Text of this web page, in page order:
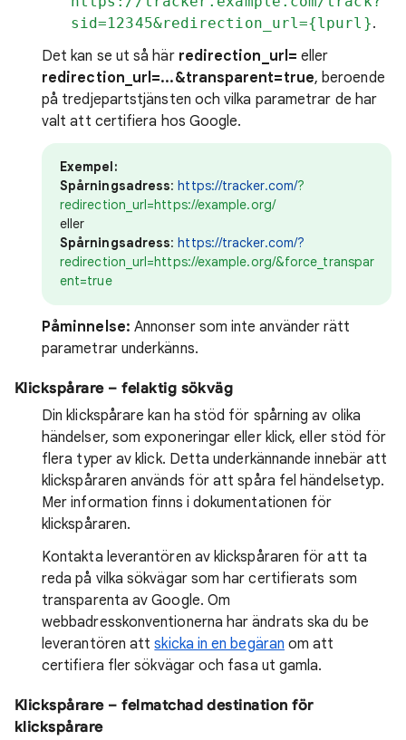
sid=12345&redirection_url={lpurl}.
Det kan se ut så här redirection_url= eller
redirection_url=...&transparent=true, beroende
på tredjepartstjänsten och vilka parametrar de har
valt att certifiera hos Google.
Exempel:
Spårningsadress:https://tracker.com/?
redirection_url=https://example.org/
eller
Spårningsadress:https://tracker.com/?
redirection_url=https://example.org/&force_transpar
ent=true
Påminnelse: Annonser som inte använder rätt
parametrar underkänns.
Klickspårare – felaktig sökväg
Din klickspårare kan ha stöd för spårning av olika
händelser, som exponeringar eller klick, eller stöd för
flera typer av klick. Detta underkännande innebär att
klickspåraren används för att spåra fel händelsetyp.
Mer information finns i dokumentationen för
klickspåraren.
Kontakta leverantören av klickspåraren för att ta
reda på vilka sökvägar som har certifierats som
transparenta av Google. Om
webbadresskonventionerna har ändrats ska du be
leverantören attskicka in en begäran om att
certifiera fler sökvägar och fasa ut gamla.
Klickspårare – felmatchad destination för
klickspårare